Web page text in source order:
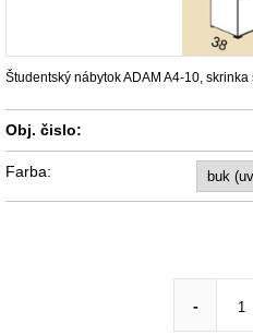
Študentský nábytok ADAM A4-10,
Obj. čislo:
Farba:
-